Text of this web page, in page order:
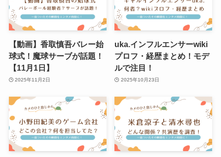
【動画】香取慎吾バレー始
球式！魔球サーブが話題！
【11月1日】
2025年11月2日
uka.インフルエンサーwiki
プロフ・経歴まとめ！モデ
ルで注目！
2025年10月23日